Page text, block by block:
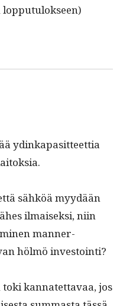
lopputulokseen)
ydinka­p­a­sit­teet­tia
sähköä myy­dään
ilmaisek­si, niin
man­ner-
hölmö investointi?
kan­natet­tavaa, jos